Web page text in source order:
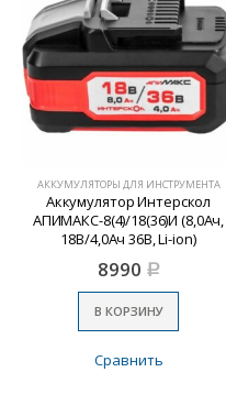
АККУМУЛЯТОРЫ ДЛЯ ИНСТРУМЕНТА
Аккумулятор Интерскол
АПИМАКС-8(4)/18(36)И (8,0Ач,
18В/4,0Ач 36В, Li-ion)
8990 Р
В КОРЗИНУ
Сравнить